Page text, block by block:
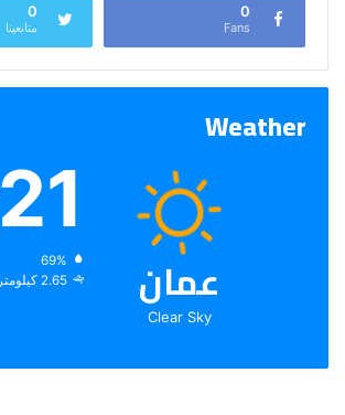
0
Fans
0
متابعينا
Weather
عمان
Clear Sky
21
الرطوبة:
الرياح:2.65 كيلومتر/ساعة